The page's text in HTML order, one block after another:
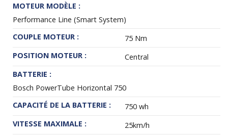
MOTEUR MODÈLE :
Performance Line (Smart System)
COUPLE MOTEUR :
75 Nm
POSITION MOTEUR :
Central
BATTERIE :
Bosch PowerTube Horizontal 750
CAPACITÉ DE LA BATTERIE :
750 wh
VITESSE MAXIMALE :
25km/h